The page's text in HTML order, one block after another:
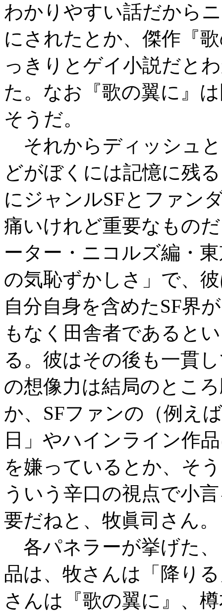
わかりやすい話だから
にされたとか、傑作『
っきりとゲイ小説だと
た。なお『歌の翼に』
そうだ。
それからディッシュ
どがぼくには記憶に残
にジャンルSFとファン
痛いけれど重要なもの
ーター・ニコルズ編・
の気恥ずかしさ」で、
自分自身を含めたSF界
もなく田舎者であると
る。彼はその後も一貫
の想像力は結局のとこ
か、SFファンの（例え
日」やハインライン作
を嫌っているとか、そ
ういう辛口の視点で小
要だねと、牧眞司さん。
各パネラーが挙げた
品は、牧さんは「降り
さんは『歌の翼に』、